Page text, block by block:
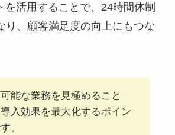
を活用することで、24時間体制
り、顧客満足度の向上にもつな
能な業務を見極めること
入効果を最大化するポイン
。